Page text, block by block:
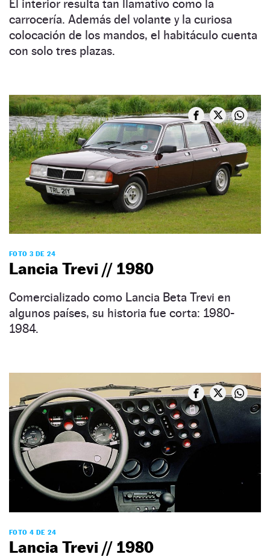
El interior resulta tan llamativo como la
carrocería. Además del volante y la curiosa
colocación de los mandos, el habitáculo cuenta
con solo tres plazas.
FOTO 3 DE 24
Lancia Trevi // 1980
Comercializado como Lancia Beta Trevi en
algunos países, su historia fue corta: 1980-
1984.
FOTO 4 DE 24
Lancia Trevi // 1980